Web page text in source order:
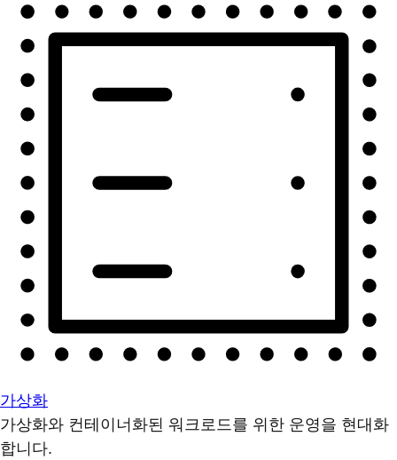
가상화
가상화와 컨테이너화된 워크로드를 위한 운영을 현대화
합니다.